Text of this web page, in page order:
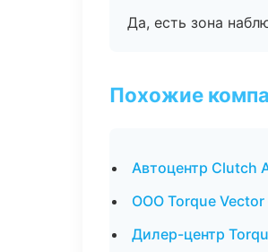
Да, есть зона
Похожие
Автоцентр Clutch
ООО Torque
Дилер-центр